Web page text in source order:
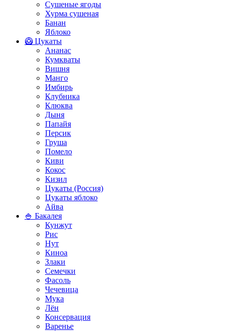
Сушеные ягоды
Хурма сушеная
Банан
Яблоко
🥝 Цукаты
Ананас
Кумкваты
Вишня
Манго
Имбирь
Клубника
Клюква
Дыня
Папайя
Персик
Груша
Помело
Киви
Кокос
Кизил
Цукаты (Россия)
Цукаты яблоко
Айва
🍚 Бакалея
Кунжут
Рис
Нут
Киноа
Злаки
Семечки
Фасоль
Чечевица
Мука
Лён
Консервация
Варенье